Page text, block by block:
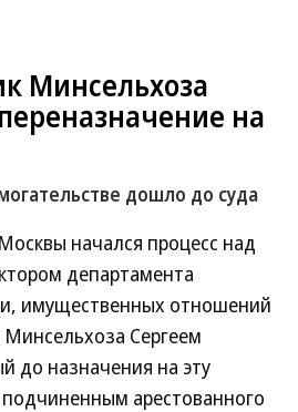
Минсельхоза
на
дошло до суда
начался процесс над
департамента
имущественных отношений
Минсельхоза Сергеем
до назначения на эту
арестованного